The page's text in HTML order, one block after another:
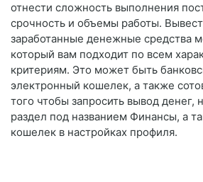
отнести сложность выполнения
срочность и объемы работы.
заработанные денежные средства
который вам подходит по всем
критериям. Это может быть
электронный кошелек, а также
того чтобы запросить вывод денег,
раздел под названием Финансы, а
кошелек в настройках профиля.